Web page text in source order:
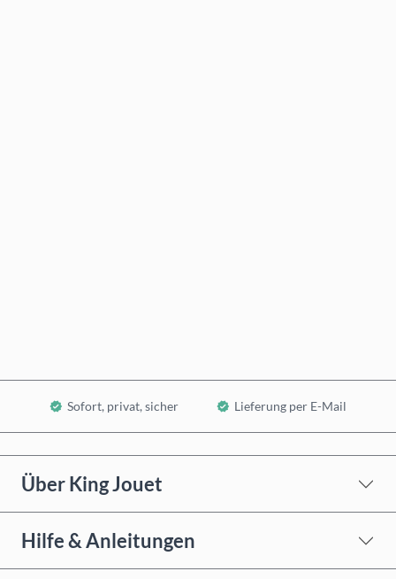
Sofort, privat, sicher Lieferung per E-Mail
Über King Jouet
Hilfe & Anleitungen